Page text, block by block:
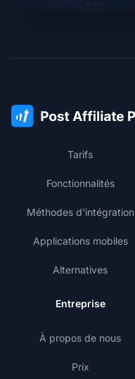
Tarifs
Fonctionnalités
Méthodes d'intégration
Applications mobiles
Alternatives
Entreprise
À propos de nous
Prix